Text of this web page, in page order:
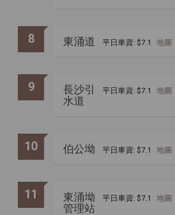
8 平日車資: $7.1 地圖
東涌道
9 平日車資: $7.1 地圖
長沙引
水道
10 平日車資: $7.1 地圖
伯公坳
11 平日車資: $7.1 地圖
東涌坳
管理站